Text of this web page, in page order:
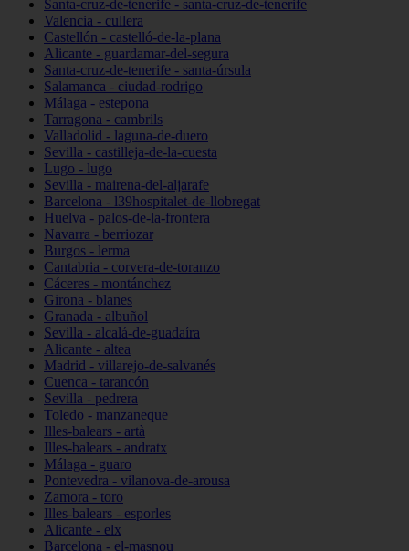
Santa-cruz-de-tenerife - santa-cruz-de-tenerife
Valencia - cullera
Castellón - castelló-de-la-plana
Alicante - guardamar-del-segura
Santa-cruz-de-tenerife - santa-úrsula
Salamanca - ciudad-rodrigo
Málaga - estepona
Tarragona - cambrils
Valladolid - laguna-de-duero
Sevilla - castilleja-de-la-cuesta
Lugo - lugo
Sevilla - mairena-del-aljarafe
Barcelona - l39hospitalet-de-llobregat
Huelva - palos-de-la-frontera
Navarra - berriozar
Burgos - lerma
Cantabria - corvera-de-toranzo
Cáceres - montánchez
Girona - blanes
Granada - albuñol
Sevilla - alcalá-de-guadaíra
Alicante - altea
Madrid - villarejo-de-salvanés
Cuenca - tarancón
Sevilla - pedrera
Toledo - manzaneque
Illes-balears - artà
Illes-balears - andratx
Málaga - guaro
Pontevedra - vilanova-de-arousa
Zamora - toro
Illes-balears - esporles
Alicante - elx
Barcelona - el-masnou